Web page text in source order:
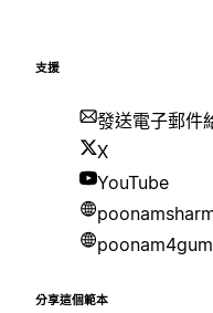
支援
發送電子郵件
X
YouTube
分享這個範本